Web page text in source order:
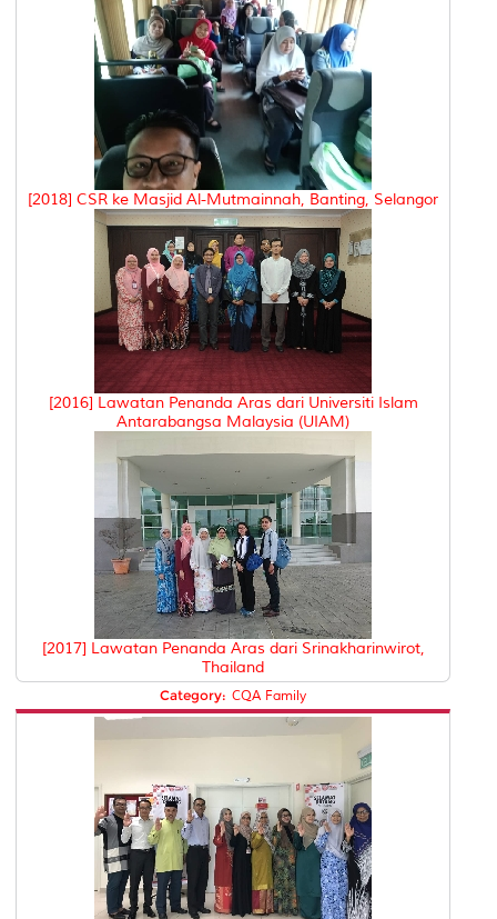
[2018] CSR ke Masjid Al-Mutmainnah, Banting, Selangor
[2016] Lawatan Penanda Aras dari Universiti Islam
Antarabangsa Malaysia (UIAM)
[2017] Lawatan Penanda Aras dari Srinakharinwirot,
Thailand
Category: CQA Family